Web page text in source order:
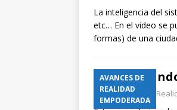
La inteligencia del
etc… En el video se
formas) de una
AVANCES DE
REALIDAD
EMPODERADA
13/09/2017